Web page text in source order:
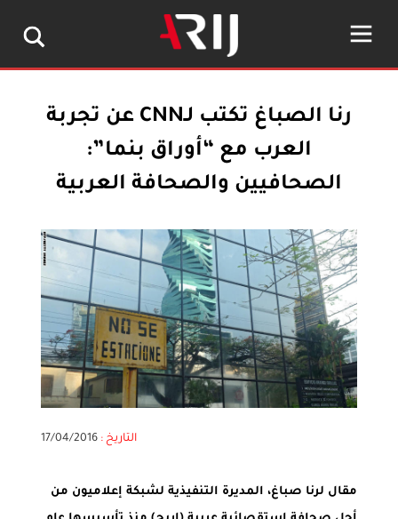
رنا الصباغ تكتب لـCNN عن تجربة
العرب مع “أوراق بنما”:
الصحافيين والصحافة العربية
التاريخ :17/04/2016
مقال لرنا صباغ، المديرة التنفيذية لشبكة إعلاميون من